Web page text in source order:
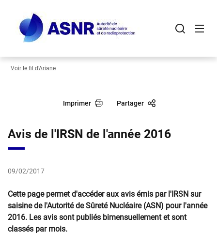
contenu
principal
Voir le fil d’Ariane
Imprimer Partager
Avis de l'IRSN de l'année 2016
09/02/2017
Cette page permet d'accéder aux avis émis par l'IRSN sur
saisine de l'Autorité de Sûreté Nucléaire (ASN) pour l'année
2016. Les avis sont publiés bimensuellement et sont
classés par mois.